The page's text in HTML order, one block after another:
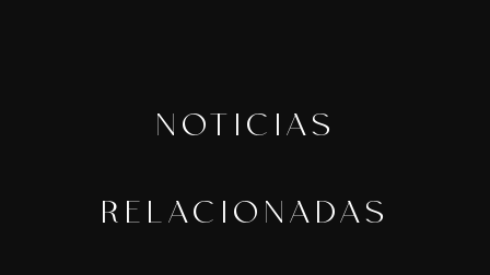
NOTICIAS
RELACIONADAS